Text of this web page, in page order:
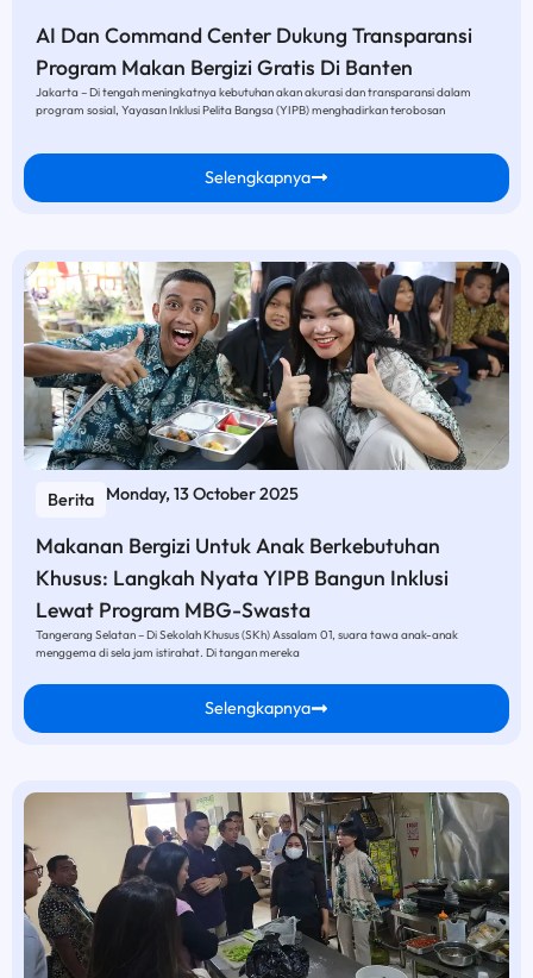
AI Dan Command Center Dukung Transparansi
Program Makan Bergizi Gratis Di Banten
Jakarta – Di tengah meningkatnya kebutuhan akan akurasi dan transparansi dalam
program sosial, Yayasan Inklusi Pelita Bangsa (YIPB) menghadirkan terobosan
Selengkapnya
Berita Monday, 13 October 2025
Makanan Bergizi Untuk Anak Berkebutuhan
Khusus: Langkah Nyata YIPB Bangun Inklusi
Lewat Program MBG-Swasta
Tangerang Selatan – Di Sekolah Khusus (SKh) Assalam 01, suara tawa anak-anak
menggema di sela jam istirahat. Di tangan mereka
Selengkapnya